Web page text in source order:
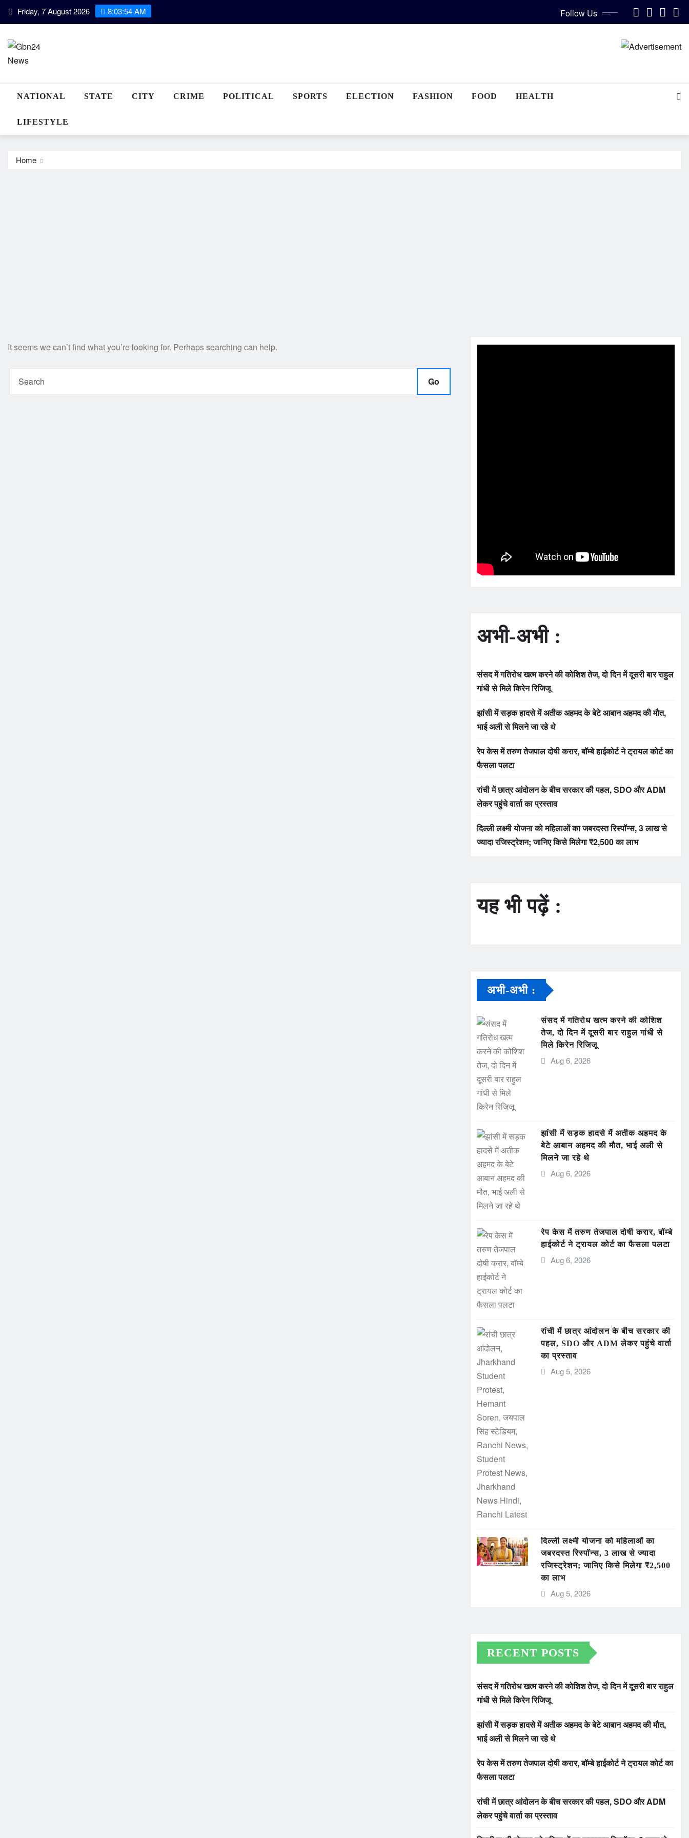
Skip Friday, 7 August 2026 8:03:55 AM Follow Us
NATIONAL STATE CITY CRIME POLITICAL SPORTS ELECTION FASHION FOOD HEALTH
LIFESTYLE
Home
It seems we can’t find what you’re looking for. Perhaps searching can help.
Go
अभी-अभी :
संसद में गतिरोध खत्म करने की कोशिश तेज, दो दिन में दूसरी बार राहुल
गांधी से मिले किरेन रिजिजू
झांसी में सड़क हादसे में अतीक अहमद के बेटे आबान अहमद की मौत,
भाई अली से मिलने जा रहे थे
रेप केस में तरुण तेजपाल दोषी करार, बॉम्बे हाईकोर्ट ने ट्रायल कोर्ट का
फैसला पलटा
रांची में छात्र आंदोलन के बीच सरकार की पहल, SDO और ADM
लेकर पहुंचे वार्ता का प्रस्ताव
दिल्ली लक्ष्मी योजना को महिलाओं का जबरदस्त रिस्पॉन्स, 3 लाख से
ज्यादा रजिस्ट्रेशन; जानिए किसे मिलेगा ₹2,500 का लाभ
यह भी पढ़ें :
अभी-अभी :
संसद में गतिरोध खत्म करने की कोशिश
तेज, दो दिन में दूसरी बार राहुल गांधी से
मिले किरेन रिजिजू
Aug 6, 2026
झांसी में सड़क हादसे में अतीक अहमद के
बेटे आबान अहमद की मौत, भाई अली से
मिलने जा रहे थे
Aug 6, 2026
रेप केस में तरुण तेजपाल दोषी करार, बॉम्बे
हाईकोर्ट ने ट्रायल कोर्ट का फैसला पलटा
Aug 6, 2026
रांची में छात्र आंदोलन के बीच सरकार की
पहल, SDO और ADM लेकर पहुंचे वार्ता
का प्रस्ताव
Aug 5, 2026
दिल्ली लक्ष्मी योजना को महिलाओं का
जबरदस्त रिस्पॉन्स, 3 लाख से ज्यादा
रजिस्ट्रेशन; जानिए किसे मिलेगा ₹2,500
का लाभ
Aug 5, 2026
RECENT POSTS
संसद में गतिरोध खत्म करने की कोशिश तेज, दो दिन में दूसरी बार राहुल
गांधी से मिले किरेन रिजिजू
झांसी में सड़क हादसे में अतीक अहमद के बेटे आबान अहमद की मौत,
भाई अली से मिलने जा रहे थे
रेप केस में तरुण तेजपाल दोषी करार, बॉम्बे हाईकोर्ट ने ट्रायल कोर्ट का
फैसला पलटा
रांची में छात्र आंदोलन के बीच सरकार की पहल, SDO और ADM
लेकर पहुंचे वार्ता का प्रस्ताव